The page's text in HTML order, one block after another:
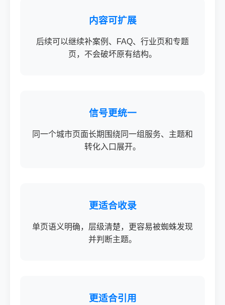
内容可扩展
后续可以继续补案例、FAQ、行业页和专题
页，不会破坏原有结构。
信号更统一
同一个城市页面长期围绕同一组服务、主题和
转化入口展开。
更适合收录
单页语义明确，层级清楚，更容易被蜘蛛发现
并判断主题。
更适合引用